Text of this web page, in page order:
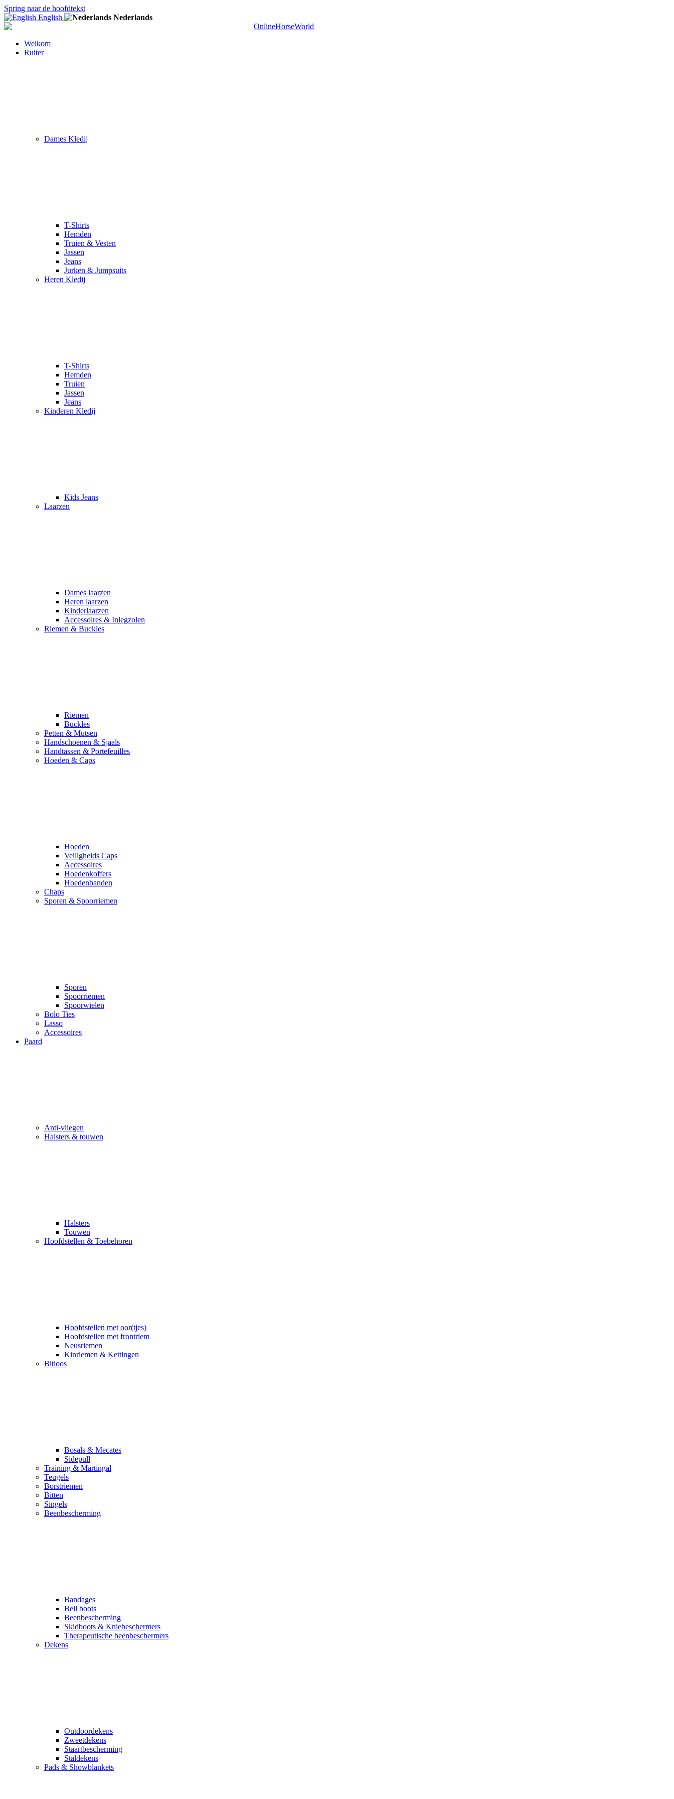
Spring naar de hoofdtekst
English
Nederlands
Welkom
Ruiter
Dames Kledij
T-Shirts
Hemden
Truien & Vesten
Jassen
Jeans
Jurken & Jumpsuits
Heren Kledij
T-Shirts
Hemden
Truien
Jassen
Jeans
Kinderen Kledij
Kids Jeans
Laarzen
Dames laarzen
Heren laarzen
Kinderlaarzen
Accessoires & Inlegzolen
Riemen & Buckles
Riemen
Buckles
Petten & Mutsen
Handschoenen & Sjaals
Handtassen & Portefeuilles
Hoeden & Caps
Hoeden
Veiligheids Caps
Accessoires
Hoedenkoffers
Hoedenbanden
Chaps
Sporen & Spoorriemen
Sporen
Spoorriemen
Spoorwielen
Bolo Ties
Lasso
Accessoires
Paard
Anti-vliegen
Halsters & touwen
Halsters
Touwen
Hoofdstellen & Toebehoren
Hoofdstellen met oor(tjes)
Hoofdstellen met frontriem
Neusriemen
Kinriemen & Kettingen
Bitloos
Bosals & Mecates
Sidepull
Training & Martingal
Teugels
Borstriemen
Bitten
Singels
Beenbescherming
Bandages
Bell boots
Beenbescherming
Skidboots & Kniebeschermers
Therapeutische beenbeschermers
Dekens
Outdoordekens
Zweetdekens
Staartbescherming
Staldekens
Pads & Showblankets